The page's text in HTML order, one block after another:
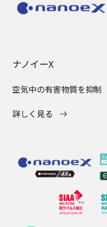
ナノイーX
空気中の有害物質を抑制
詳しく見る